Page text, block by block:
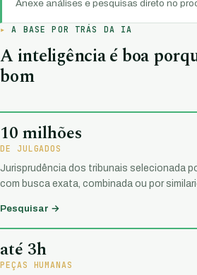
Anexe análises e pesquisas direto no
A BASE POR TRÁS DA IA
A inteligência é boa
bom
10 milhões
DE JULGADOS
Jurisprudência dos tribunais selecionada
com busca exata, combinada ou por
Pesquisar →
até 3h
PEÇAS HUMANAS